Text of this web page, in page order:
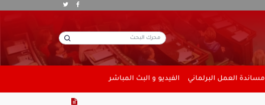
مساندة العمل البرلماني الفيديو و البث المباشر